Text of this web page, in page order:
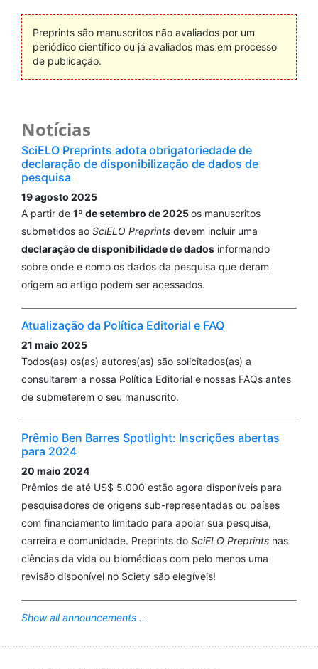
Preprints são manuscritos não avaliados por um
periódico científico ou já avaliados mas em processo
de publicação.
Notícias
SciELO Preprints adota obrigatoriedade de
declaração de disponibilização de dados de
pesquisa
19 agosto 2025
A partir de 1º de setembro de 2025os manuscritos
submetidos ao SciELO Preprints devem incluir uma
declaração de disponibilidade de dados informando
sobre onde e como os dados da pesquisa que deram
origem ao artigo podem ser acessados.
Atualização da Política Editorial e FAQ
21 maio 2025
Todos(as) os(as) autores(as) são solicitados(as) a
consultarem a nossa Política Editorial e nossas FAQs antes
de submeterem o seu manuscrito.
Prêmio Ben Barres Spotlight: Inscrições abertas
para 2024
20 maio 2024
Prêmios de até US$ 5.000 estão agora disponíveis para
pesquisadores de origens sub-representadas ou países
com financiamento limitado para apoiar sua pesquisa,
carreira e comunidade. Preprints do SciELO Preprints nas
ciências da vida ou biomédicas com pelo menos uma
revisão disponível no Sciety são elegíveis!
Show all announcements ...